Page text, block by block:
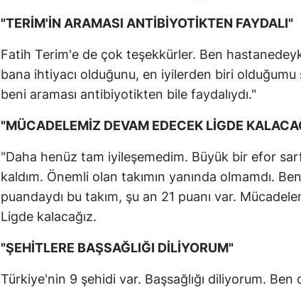
"TERİM'İN ARAMASI ANTİBİYOTİKTEN FAYDALI"
Fatih Terim'e de çok teşekkürler. Ben
bana ihtiyacı olduğunu, en iyilerden biri
beni araması antibiyotikten bile faydalıydı."
"MÜCADELEMİZ DEVAM EDECEK LİGDE
"Daha henüz tam iyileşemedim. Büyük bir efor
kaldım. Önemli olan takımın yanında olmamdı.
puandaydı bu takım, şu an 21 puanı var.
Ligde kalacağız.
"ŞEHİTLERE BAŞSAĞLIĞI DİLİYORUM"
Türkiye'nin 9 şehidi var. Başsağlığı diliyorum. Ben